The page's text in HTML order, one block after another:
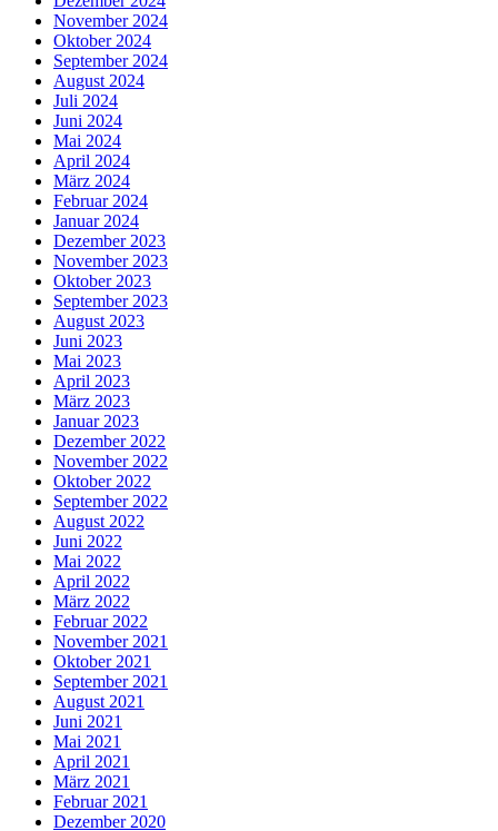
November 2024
Oktober 2024
September 2024
August 2024
Juli 2024
Juni 2024
Mai 2024
April 2024
März 2024
Februar 2024
Januar 2024
Dezember 2023
November 2023
Oktober 2023
September 2023
August 2023
Juni 2023
Mai 2023
April 2023
März 2023
Januar 2023
Dezember 2022
November 2022
Oktober 2022
September 2022
August 2022
Juni 2022
Mai 2022
April 2022
März 2022
Februar 2022
November 2021
Oktober 2021
September 2021
August 2021
Juni 2021
Mai 2021
April 2021
März 2021
Februar 2021
Dezember 2020